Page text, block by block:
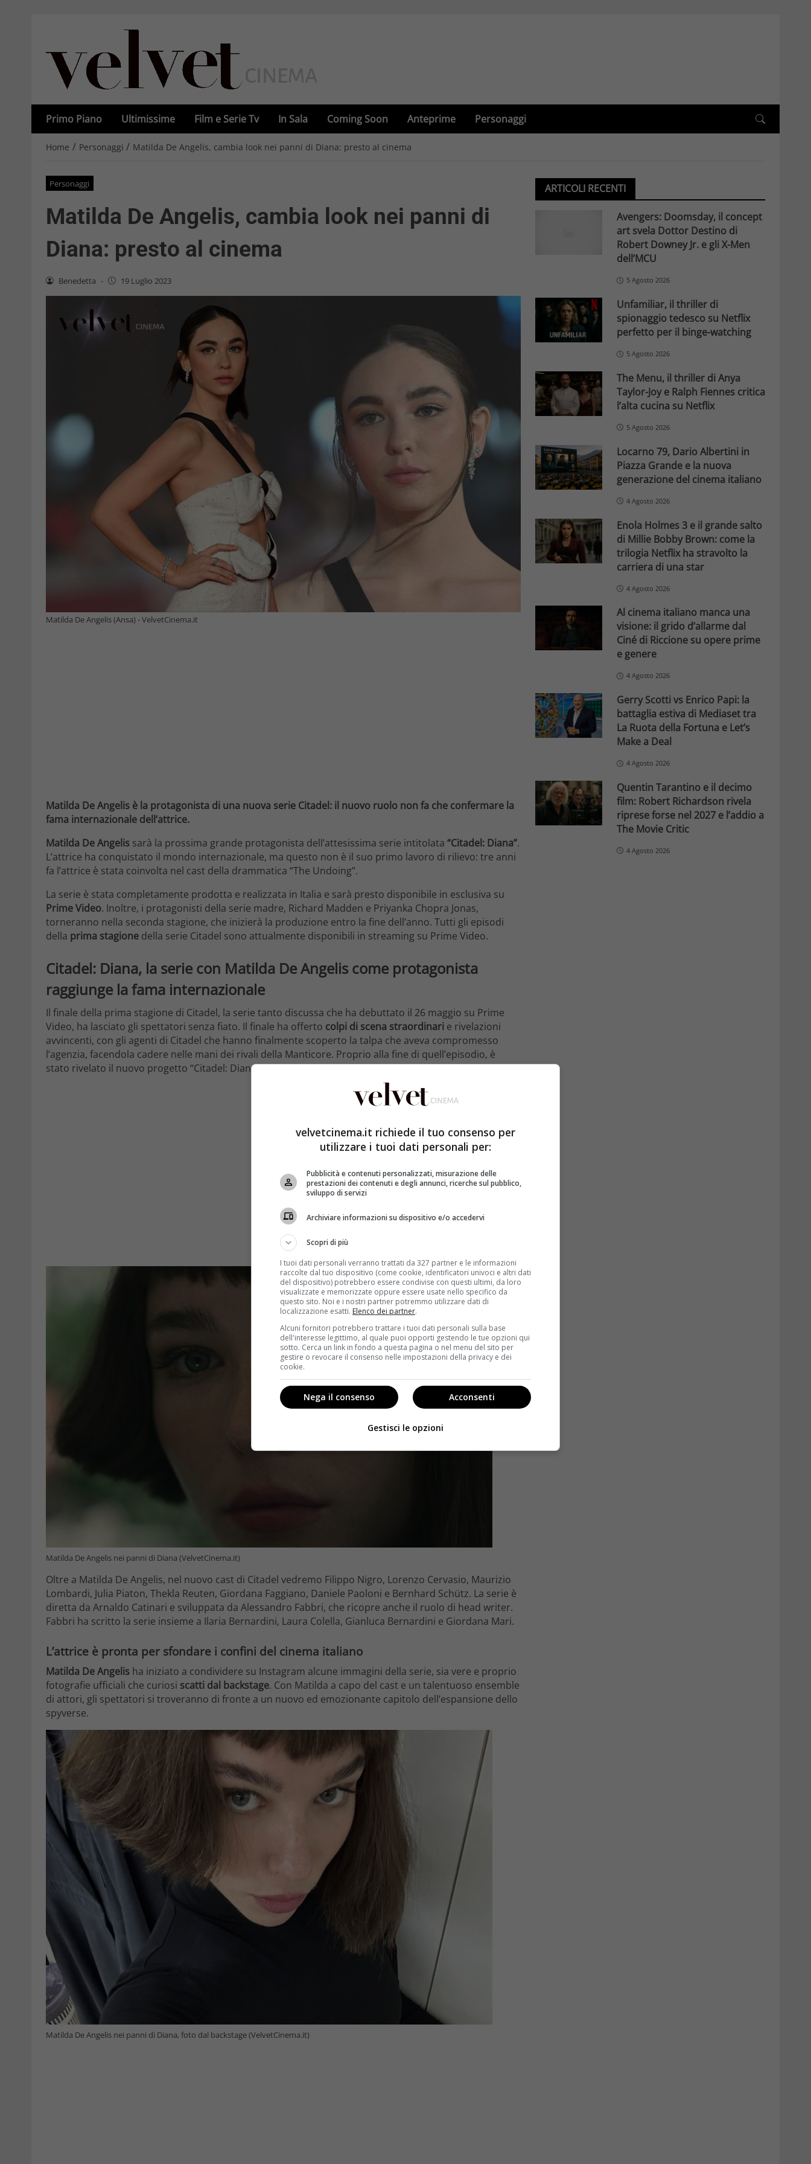
Primo Piano Ultimissime Film e Serie Tv In Sala Coming Soon Anteprime Personaggi
Home / Personaggi / Matilda De Angelis, cambia look nei panni di Diana: presto al cinema
Personaggi
Matilda De Angelis, cambia look nei panni di
Diana: presto al cinema
Benedetta - 19 Luglio 2023
Matilda De Angelis (Ansa) - VelvetCinema.it
Matilda De Angelis è la protagonista di una nuova serie Citadel: il nuovo ruolo non fa che confermare la
fama internazionale dell’attrice.
Matilda De Angelis sarà la prossima grande protagonista dell’attesissima serie intitolata “Citadel: Diana”.
L’attrice ha conquistato il mondo internazionale, ma questo non è il suo primo lavoro di rilievo: tre anni
fa l’attrice è stata coinvolta nel cast della drammatica “The Undoing”.
La serie è stata completamente prodotta e realizzata in Italia e sarà presto disponibile in esclusiva su
Prime Video. Inoltre, i protagonisti della serie madre, Richard Madden e Priyanka Chopra Jonas,
torneranno nella seconda stagione, che inizierà la produzione entro la fine dell’anno. Tutti gli episodi
della prima stagione della serie Citadel sono attualmente disponibili in streaming su Prime Video.
Citadel: Diana, la serie con Matilda De Angelis come protagonista
raggiunge la fama internazionale
Il finale della prima stagione di Citadel, la serie tanto discussa che ha debuttato il 26 maggio su Prime
Video, ha lasciato gli spettatori senza fiato. Il finale ha offerto colpi di scena straordinari e rivelazioni
avvincenti, con gli agenti di Citadel che hanno finalmente scoperto la talpa che aveva compromesso
l’agenzia, facendola cadere nelle mani dei rivali della Manticore. Proprio alla fine di quell’episodio, è
stato rivelato il nuovo progetto “Citadel: Diana”.
Matilda De Angelis nei panni di Diana (VelvetCinema.it)
Oltre a Matilda De Angelis, nel nuovo cast di Citadel vedremo Filippo Nigro, Lorenzo Cervasio, Maurizio
Lombardi, Julia Piaton, Thekla Reuten, Giordana Faggiano, Daniele Paoloni e Bernhard Schütz. La serie è
diretta da Arnaldo Catinari e sviluppata da Alessandro Fabbri, che ricopre anche il ruolo di head writer.
Fabbri ha scritto la serie insieme a Ilaria Bernardini, Laura Colella, Gianluca Bernardini e Giordana Mari.
L’attrice è pronta per sfondare i confini del cinema italiano
Matilda De Angelis ha iniziato a condividere su Instagram alcune immagini della serie, sia vere e proprio
fotografie ufficiali che curiosi scatti dal backstage. Con Matilda a capo del cast e un talentuoso ensemble
di attori, gli spettatori si troveranno di fronte a un nuovo ed emozionante capitolo dell’espansione dello
spyverse.
Matilda De Angelis nei panni di Diana, foto dal backstage (VelvetCinema.it)
ARTICOLI RECENTI
Avengers: Doomsday, il concept
art svela Dottor Destino di
Robert Downey Jr. e gli X-Men
dell’MCU
5 Agosto 2026
Unfamiliar, il thriller di
spionaggio tedesco su Netflix
perfetto per il binge-watching
5 Agosto 2026
The Menu, il thriller di Anya
Taylor-Joy e Ralph Fiennes critica
l’alta cucina su Netflix
5 Agosto 2026
Locarno 79, Dario Albertini in
Piazza Grande e la nuova
generazione del cinema italiano
4 Agosto 2026
Enola Holmes 3 e il grande salto
di Millie Bobby Brown: come la
trilogia Netflix ha stravolto la
carriera di una star
4 Agosto 2026
Al cinema italiano manca una
visione: il grido d’allarme dal
Ciné di Riccione su opere prime
e genere
4 Agosto 2026
Gerry Scotti vs Enrico Papi: la
battaglia estiva di Mediaset tra
La Ruota della Fortuna e Let’s
Make a Deal
4 Agosto 2026
Quentin Tarantino e il decimo
film: Robert Richardson rivela
riprese forse nel 2027 e l’addio a
The Movie Critic
4 Agosto 2026
velvetcinema.it richiede il tuo consenso per
utilizzare i tuoi dati personali per:
Pubblicità e contenuti personalizzati, misurazione delle
prestazioni dei contenuti e degli annunci, ricerche sul pubblico,
sviluppo di servizi
Archiviare informazioni su dispositivo e/o accedervi
Scopri di più
I tuoi dati personali verranno trattati da 327 partner e le informazioni
raccolte dal tuo dispositivo (come cookie, identificatori univoci e altri dati
del dispositivo) potrebbero essere condivise con questi ultimi, da loro
visualizzate e memorizzate oppure essere usate nello specifico da
questo sito. Noi e i nostri partner potremmo utilizzare dati di
localizzazione esatti. Elenco dei partner.
Alcuni fornitori potrebbero trattare i tuoi dati personali sulla base
dell'interesse legittimo, al quale puoi opporti gestendo le tue opzioni qui
sotto. Cerca un link in fondo a questa pagina o nel menu del sito per
gestire o revocare il consenso nelle impostazioni della privacy e dei
cookie.
Acconsenti
Nega il consenso
Gestisci le opzioni